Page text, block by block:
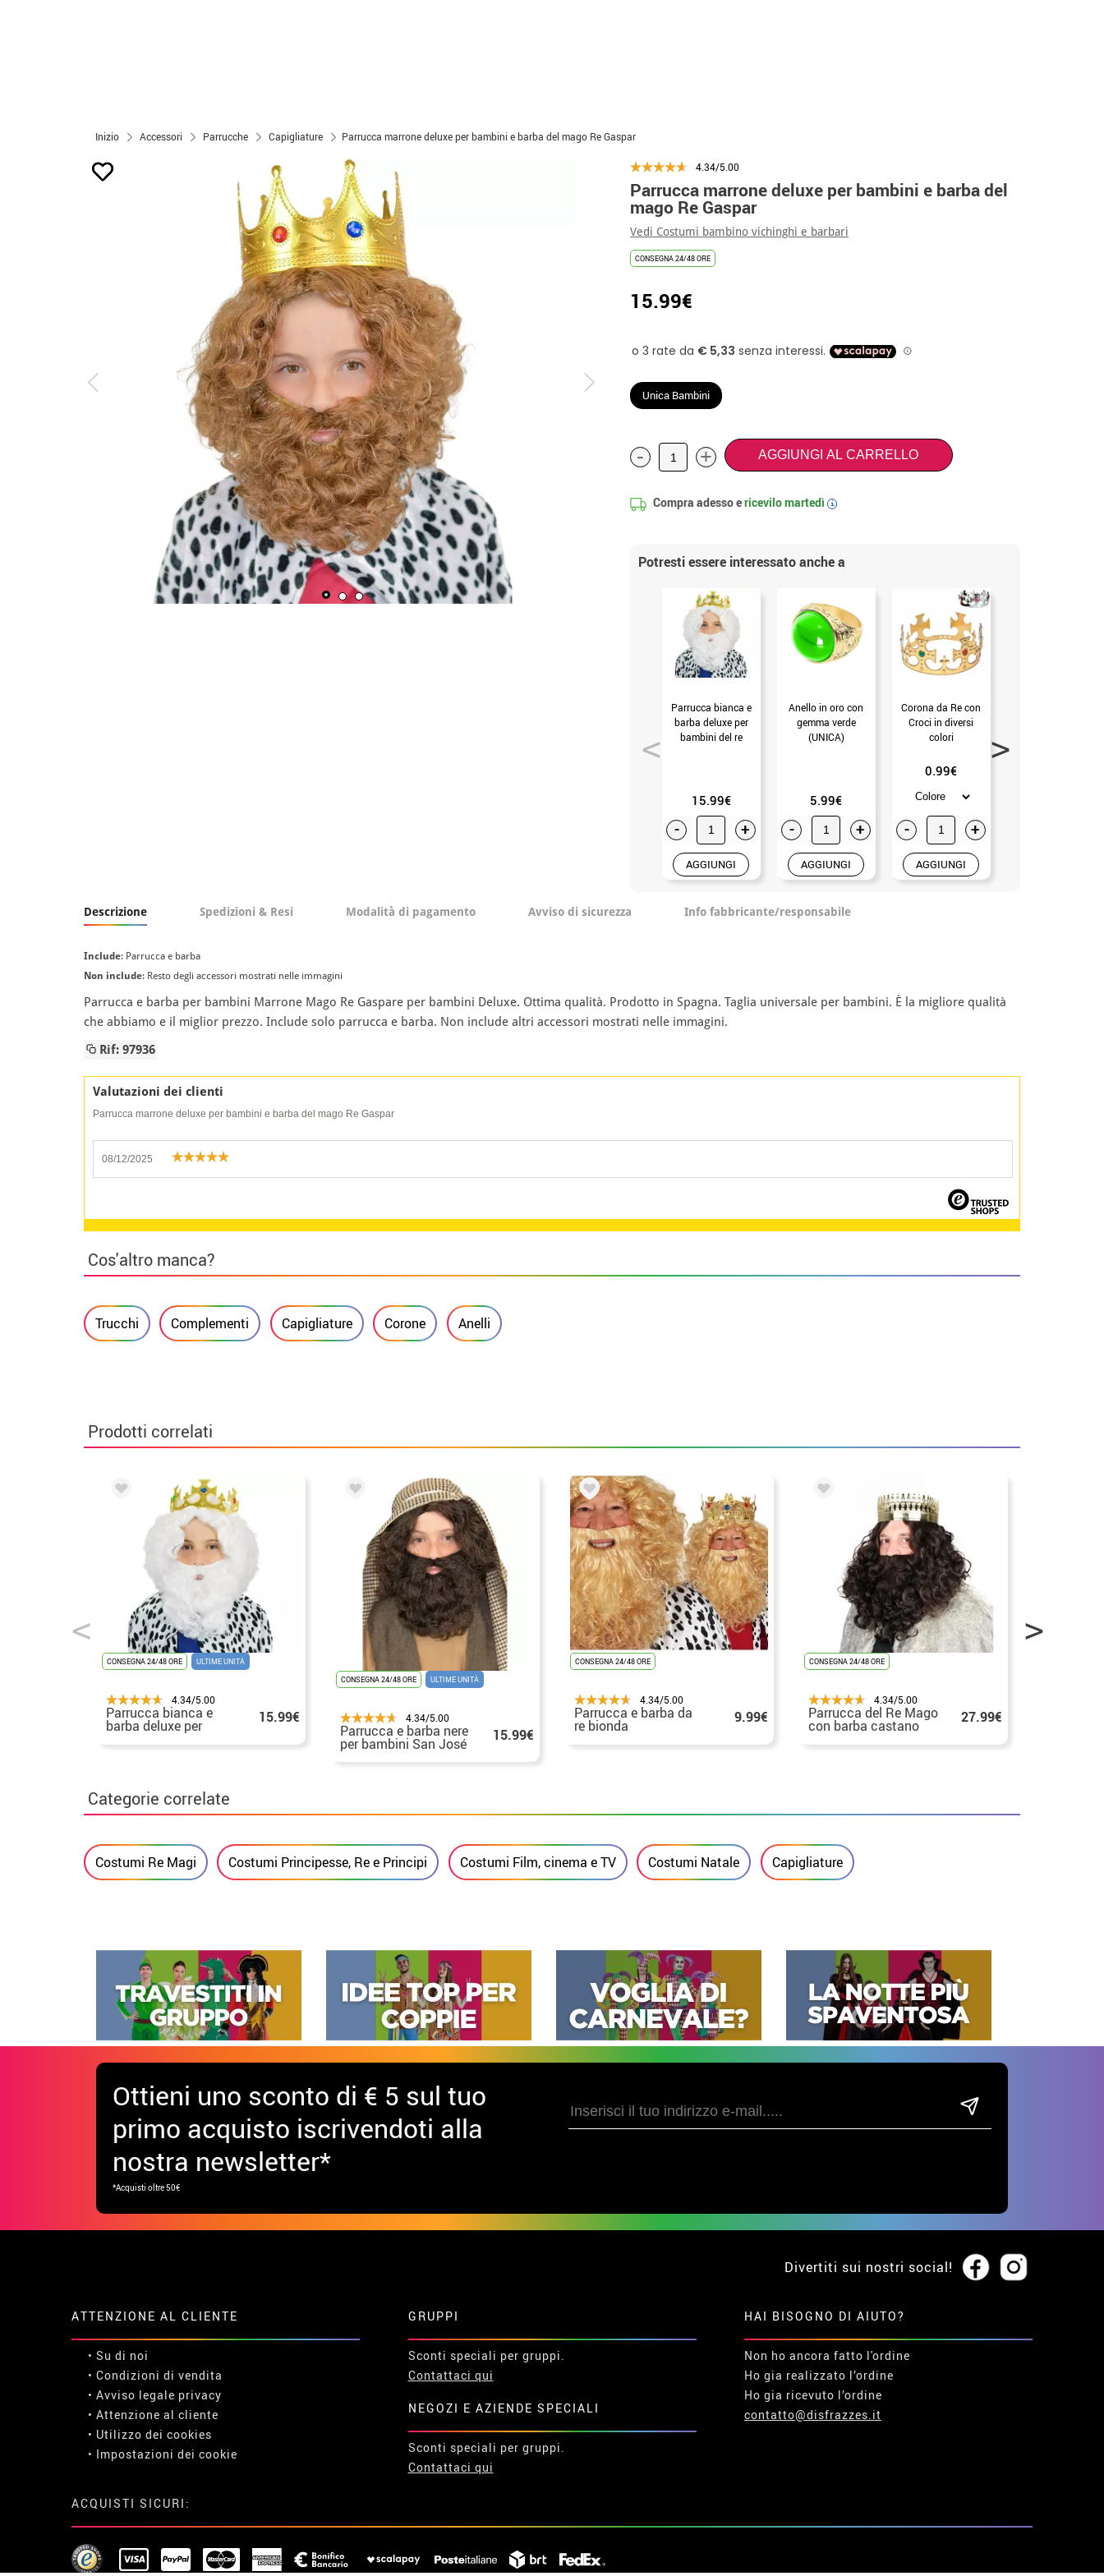
Inizio Accessori Parrucche Capigliature Parrucca marrone deluxe per bambini e barba del mago Re Gaspar
4.34/5.00
Parrucca marrone deluxe per bambini e barba del
mago Re Gaspar
Vedi Costumi bambino vichinghi e barbari
CONSEGNA 24/48 ORE
15.99€
Unica Bambini
- + AGGIUNGI AL CARRELLO
Compra adesso ericevilomartedì i
Potresti essere interessato anche a
Parrucca bianca e
barba deluxe per
bambini del re
15.99€
- +
AGGIUNGI
Anello in oro con
gemma verde
(UNICA)
5.99€
- +
AGGIUNGI
Corona da Re con
Croci in diversi
colori
0.99€
- +
AGGIUNGI
Descrizione Spedizioni & Resi Modalità di pagamento Avviso di sicurezza Info fabbricante/responsabile
Include: Parrucca e barba
Non include: Resto degli accessori mostrati nelle immagini
Parrucca e barba per bambini Marrone Mago Re Gaspare per bambini Deluxe. Ottima qualità. Prodotto in Spagna. Taglia universale per bambini. È la migliore qualità
che abbiamo e il miglior prezzo. Include solo parrucca e barba. Non include altri accessori mostrati nelle immagini.
Rif: 97936
Valutazioni dei clienti
Parrucca marrone deluxe per bambini e barba del mago Re Gaspar
08/12/2025
Cos'altro manca?
Trucchi Complementi Capigliature Corone Anelli
Prodotti correlati
CONSEGNA 24/48 ORE ULTIME UNITÀ
4.34/5.00
Parrucca bianca e
barba deluxe per
bambini del re mago
Melchor
15.99€
CONSEGNA 24/48 ORE ULTIME UNITÀ
4.34/5.00
Parrucca e barba nere
per bambini San José
Deluxe
15.99€
CONSEGNA 24/48 ORE
4.34/5.00
Parrucca e barba da
re bionda 9.99€
CONSEGNA 24/48 ORE
4.34/5.00
Parrucca del Re Mago
con barba castano 27.99€
Categorie correlate
Costumi Re Magi Costumi Principesse, Re e Principi Costumi Film, cinema e TV Costumi Natale Capigliature
Ottieni uno sconto di € 5 sul tuo
primo acquisto iscrivendoti alla
nostra newsletter*
*Acquisti oltre 50€
Divertiti sui nostri social!
ATTENZIONE AL CLIENTE
• Su di noi
• Condizioni di vendita
• Avviso legale privacy
• Attenzione al cliente
• Utilizzo dei cookies
• Impostazioni dei cookie
GRUPPI
Sconti speciali per gruppi.
Contattaci qui
NEGOZI E AZIENDE SPECIALI
Sconti speciali per gruppi.
Contattaci qui
HAI BISOGNO DI AIUTO?
Non ho ancora fatto l'ordine
Ho gia realizzato l’ordine
Ho gia ricevuto l’ordine
contatto@disfrazzes.it
ACQUISTI SICURI: